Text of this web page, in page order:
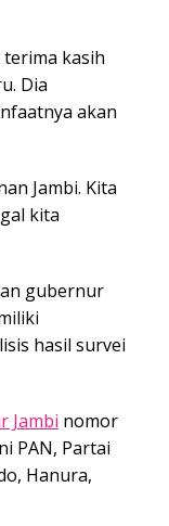
kasih
Dia
akan
Jambi. Kita
kita
gubernur
hasil survei
Jambi nomor
PAN, Partai
Hanura,